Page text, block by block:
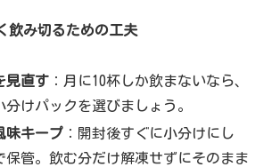
飲み切るための工夫
見直す ：月に10杯しか飲まないなら、
分けパックを選びましょう。
味キープ ：開封後すぐに小分けにし
保管。飲む分だけ解凍せずにそのまま